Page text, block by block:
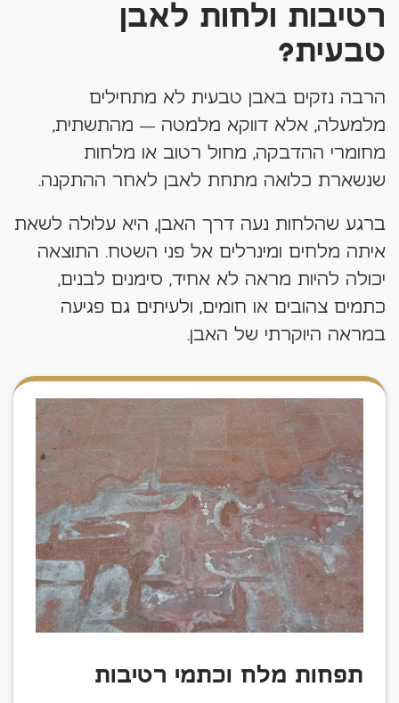
רטיבות ולחות לאבן
טבעית?
הרבה נזקים באבן טבעית לא מתחילים
מלמעלה, אלא דווקא מלמטה — מהתשתית,
מחומרי ההדבקה, מחול רטוב או מלחות
שנשארת כלואה מתחת לאבן לאחר ההתקנה.
ברגע שהלחות נעה דרך האבן, היא עלולה לשאת
איתה מלחים ומינרלים אל פני השטח. התוצאה
יכולה להיות מראה לא אחיד, סימנים לבנים,
כתמים צהובים או חומים, ולעיתים גם פגיעה
במראה היוקרתי של האבן.
תפחות מלח וכתמי רטיבות